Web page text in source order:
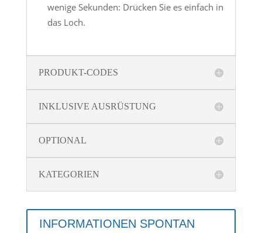
wenige Sekunden: Drücken Sie es einfach in
das Loch.
PRODUKT-CODES
INKLUSIVE AUSRÜSTUNG
OPTIONAL
KATEGORIEN
INFORMATIONEN SPONTAN